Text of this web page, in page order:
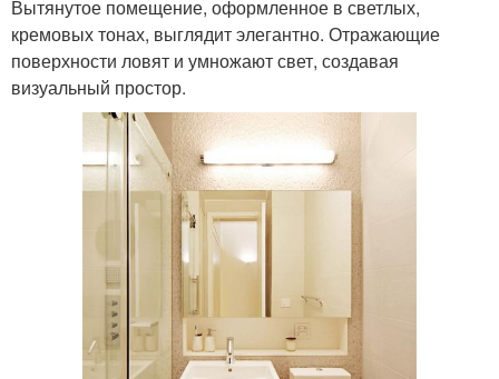
Вытянутое помещение, оформленное в светлых,
кремовых тонах, выглядит элегантно. Отражающие
поверхности ловят и умножают свет, создавая
визуальный простор.